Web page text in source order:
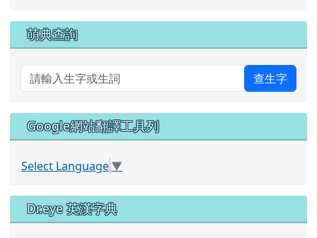
萌典查詢
查生字
Google網站翻譯工具列
Select Language▼
Dr.eye 英漢字典